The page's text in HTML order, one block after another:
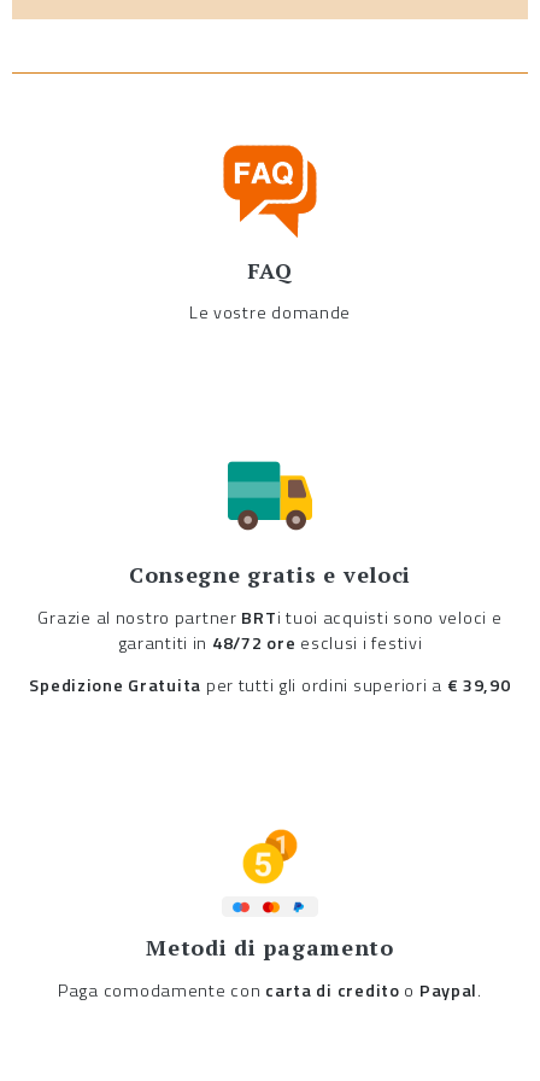
FAQ
Le vostre domande
Consegne gratis e veloci
Grazie al nostro partner BRTi tuoi acquisti sono veloci e
garantiti in 48/72 ore esclusi i festivi
Spedizione Gratuita per tutti gli ordini superiori a € 39,90
Metodi di pagamento
Paga comodamente con carta di credito o Paypal.